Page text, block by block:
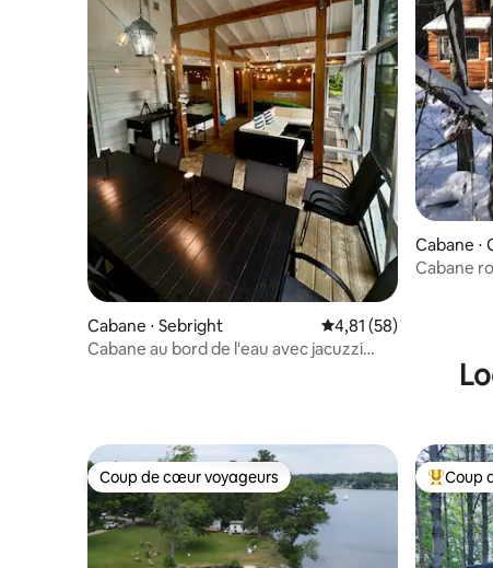
Cabane ⋅ Sebright Évaluation moyenne
4,81 (58)
Cabane au bord de l'eau avec jacuzzi
Cabane ⋅
Cabane
Coup de cœur voyageurs
Coup de cœur voyageurs Coups
Coup